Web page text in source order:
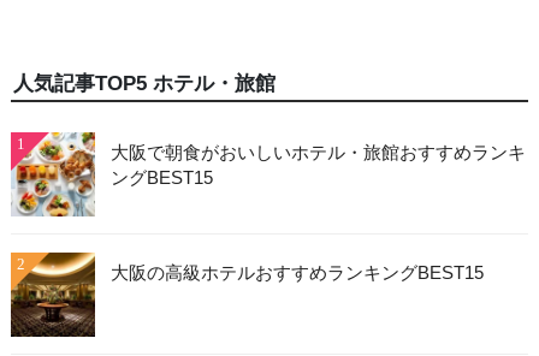
人気記事TOP5 ホテル・旅館
1
大阪で朝食がおいしいホテル・旅館おすすめランキ
ングBEST15
2 大阪の高級ホテルおすすめランキングBEST15